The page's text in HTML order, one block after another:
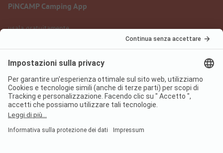
PiNCAMP Camping App
usala gratuitamente
Informazione legale
Protezione dati
Condizioni d'uso
Regolamento sui servizi digitali